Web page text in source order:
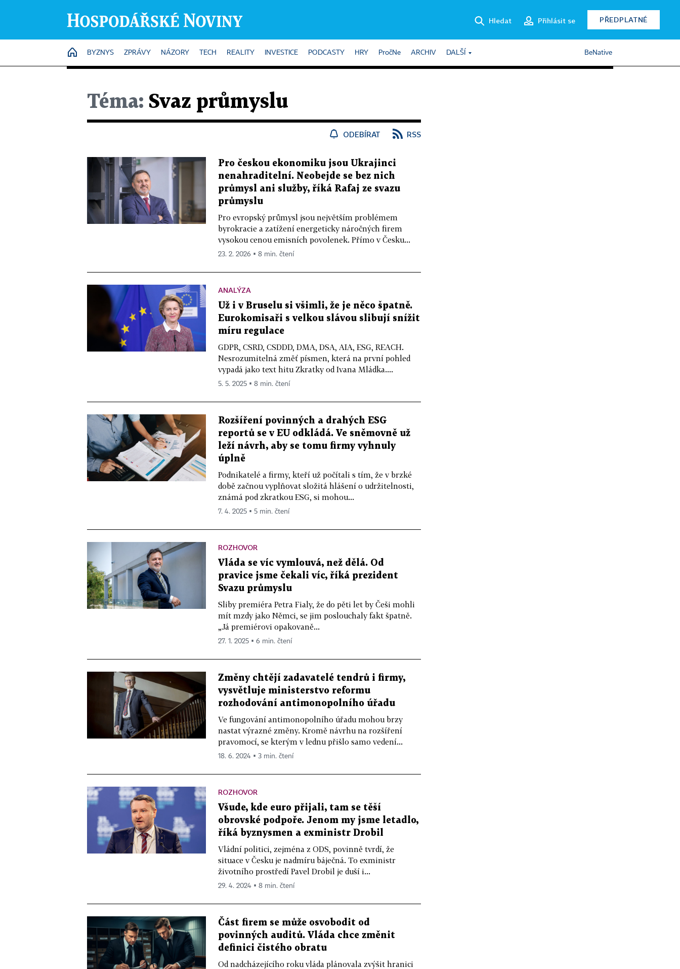
Hledat Přihlásit se PŘEDPLATNÉ
HOME
BYZNYS ZPRÁVY NÁZORY TECH REALITY INVESTICE PODCASTY HRY PročNe ARCHIV DALŠÍ BeNative
Téma: Svaz průmyslu
ODEBÍRAT RSS
Pro českou ekonomiku jsou Ukrajinci
nenahraditelní. Neobejde se bez nich
průmysl ani služby, říká Rafaj ze svazu
průmyslu
Pro evropský průmysl jsou největším problémem
byrokracie a zatížení energeticky náročných firem
vysokou cenou emisních povolenek. Přímo v Česku...
23. 2. 2026 ▪ 8 min. čtení
ANALÝZA
Už i v Bruselu si všimli, že je něco špatně.
Eurokomisaři s velkou slávou slibují snížit
míru regulace
GDPR, CSRD, CSDDD, DMA, DSA, AIA, ESG, REACH.
Nesrozumitelná změť písmen, která na první pohled
vypadá jako text hitu Zkratky od Ivana Mládka....
5. 5. 2025 ▪ 8 min. čtení
Rozšíření povinných a drahých ESG
reportů se v EU odkládá. Ve sněmovně už
leží návrh, aby se tomu firmy vyhnuly
úplně
Podnikatelé a firmy, kteří už počítali s tím, že v brzké
době začnou vyplňovat složitá hlášení o udržitelnosti,
známá pod zkratkou ESG, si mohou...
7. 4. 2025 ▪ 5 min. čtení
ROZHOVOR
Vláda se víc vymlouvá, než dělá. Od
pravice jsme čekali víc, říká prezident
Svazu průmyslu
Sliby premiéra Petra Fialy, že do pěti let by Češi mohli
mít mzdy jako Němci, se jim poslouchaly fakt špatně.
„Já premiérovi opakovaně...
27. 1. 2025 ▪ 6 min. čtení
Změny chtějí zadavatelé tendrů i firmy,
vysvětluje ministerstvo reformu
rozhodování antimonopolního úřadu
Ve fungování antimonopolního úřadu mohou brzy
nastat výrazné změny. Kromě návrhu na rozšíření
pravomocí, se kterým v lednu přišlo samo vedení...
18. 6. 2024 ▪ 3 min. čtení
ROZHOVOR
Všude, kde euro přijali, tam se těší
obrovské podpoře. Jenom my jsme letadlo,
říká byznysmen a exministr Drobil
Vládní politici, zejména z ODS, povinně tvrdí, že
situace v Česku je nadmíru báječná. To exministr
životního prostředí Pavel Drobil je duší i...
29. 4. 2024 ▪ 8 min. čtení
Část firem se může osvobodit od
povinných auditů. Vláda chce změnit
definici čistého obratu
Od nadcházejícího roku vláda plánovala zvýšit hranici